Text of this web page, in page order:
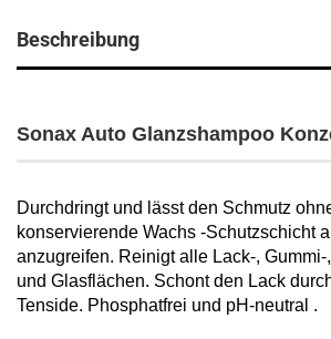
Beschreibung
Sonax Auto Glanzshampoo
Durchdringt und lässt den Schmutz
konservierende Wachs -Schutzschicht
anzugreifen. Reinigt alle Lack-,
und Glasflächen. Schont den Lack
Tenside. Phosphatfrei und pH-neutral .